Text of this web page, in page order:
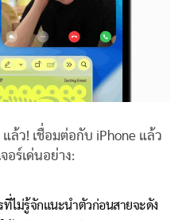
แล้ว! เชื่อมต่อกับ iPhone แล้ว
อร์เด่นอย่าง:
ที่ไม่รู้จักแนะนำตัวก่อนสายจะดัง